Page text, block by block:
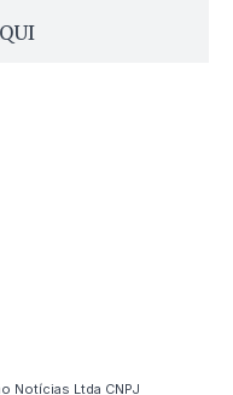
Notícias Ltda CNPJ